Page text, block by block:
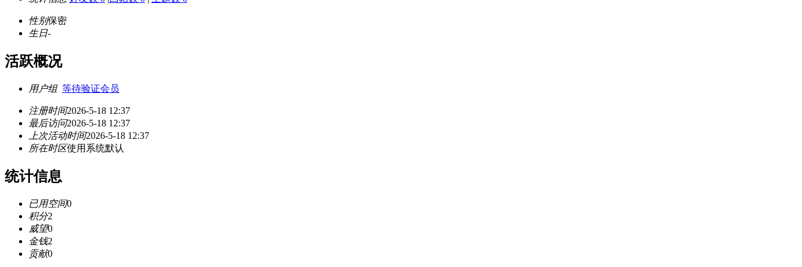
性别保密
生日-
活跃概况
用户组 等待验证会员
注册时间2026-5-18 12:37
最后访问2026-5-18 12:37
上次活动时间2026-5-18 12:37
所在时区使用系统默认
统计信息
已用空间0
积分2
威望0
金钱2
贡献0